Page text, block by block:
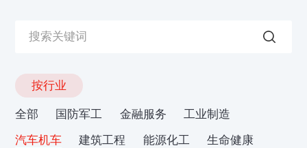
按行业
全部 国防军工 金融服务
工业制造
汽车机车
建筑工程 能源化工
生命健康